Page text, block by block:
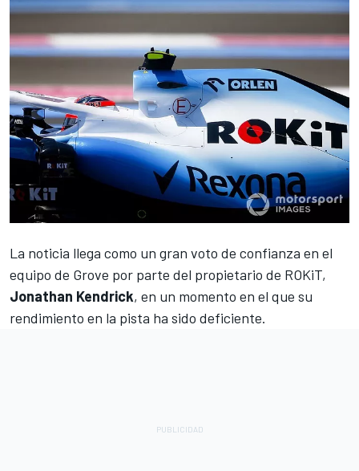
La noticia llega como un gran voto de confianza en el
equipo de Grove por parte del propietario de ROKiT,
Jonathan Kendrick, en un momento en el que su
rendimiento en la pista ha sido deficiente.